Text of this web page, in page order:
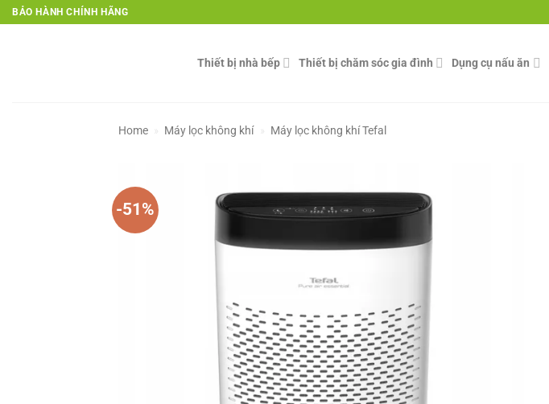
Skip
to
BẢO HÀNH CHÍNH HÃNG
Thiết bị nhà bếp Thiết bị chăm sóc gia đình Dụng cụ nấu ăn
Home » Máy lọc không khí » Máy lọc không khí Tefal
-51%